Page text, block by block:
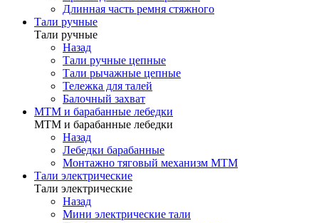
Длинная часть ремня стяжного
Тали ручные
Тали ручные
Назад
Тали ручные цепные
Тали рычажные цепные
Тележка для талей
Балочный захват
МТМ и барабанные лебедки
МТМ и барабанные лебедки
Назад
Лебедки барабанные
Монтажно тяговый механизм МТМ
Тали электрические
Тали электрические
Назад
Мини электрические тали